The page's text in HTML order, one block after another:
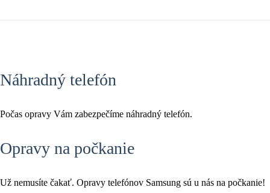
Náhradný telefón
Počas opravy Vám zabezpečíme náhradný telefón.
Opravy na počkanie
Už nemusíte čakať. Opravy telefónov Samsung sú u nás na počkanie!